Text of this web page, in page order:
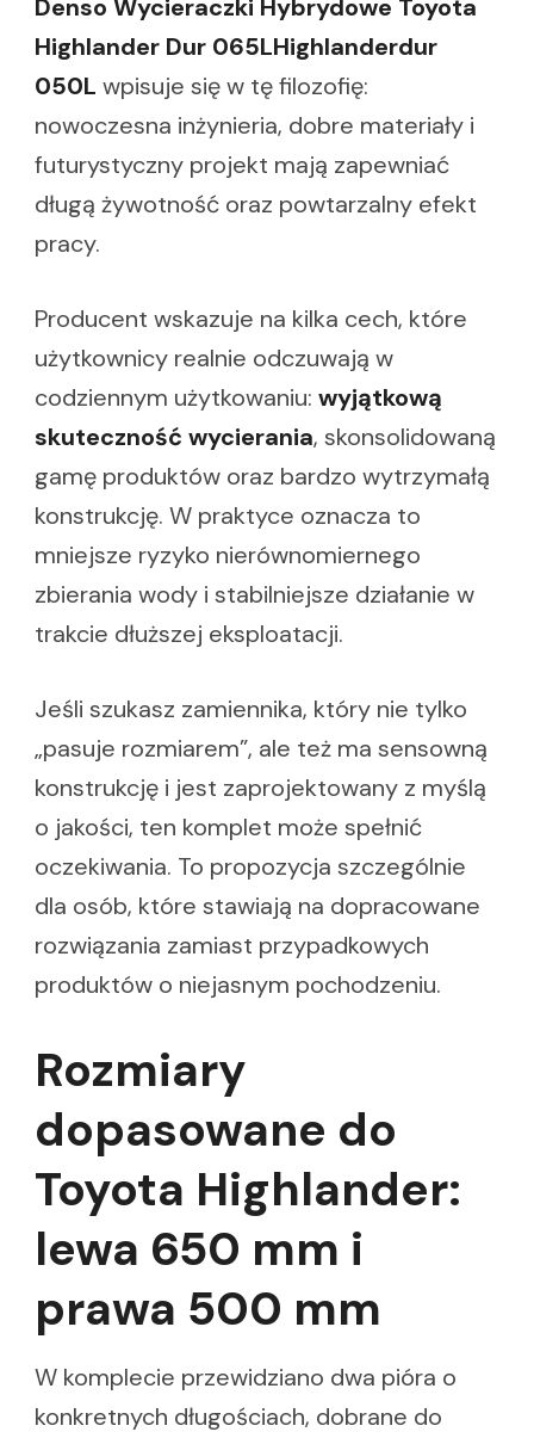
Denso Wycieraczki Hybrydowe Toyota
Highlander Dur 065LHighlanderdur
050L wpisuje się w tę filozofię:
nowoczesna inżynieria, dobre materiały i
futurystyczny projekt mają zapewniać
długą żywotność oraz powtarzalny efekt
pracy.
Producent wskazuje na kilka cech, które
użytkownicy realnie odczuwają w
codziennym użytkowaniu: wyjątkową
skuteczność wycierania, skonsolidowaną
gamę produktów oraz bardzo wytrzymałą
konstrukcję. W praktyce oznacza to
mniejsze ryzyko nierównomiernego
zbierania wody i stabilniejsze działanie w
trakcie dłuższej eksploatacji.
Jeśli szukasz zamiennika, który nie tylko
„pasuje rozmiarem”, ale też ma sensowną
konstrukcję i jest zaprojektowany z myślą
o jakości, ten komplet może spełnić
oczekiwania. To propozycja szczególnie
dla osób, które stawiają na dopracowane
rozwiązania zamiast przypadkowych
produktów o niejasnym pochodzeniu.
Rozmiary
dopasowane do
Toyota Highlander:
lewa 650 mm i
prawa 500 mm
W komplecie przewidziano dwa pióra o
konkretnych długościach, dobrane do